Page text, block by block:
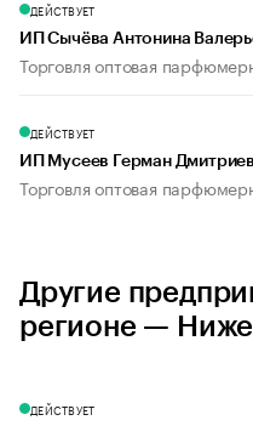
ДЕЙСТВУЕТ
ИП Сычёва Антонина
Торговля оптовая
ДЕЙСТВУЕТ
ИП Мусеев Герман
Торговля оптовая
Другие
регионе —
ДЕЙСТВУЕТ